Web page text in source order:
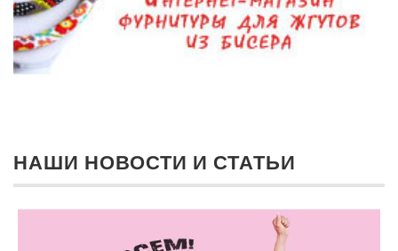
НАШИ НОВОСТИ И СТАТЬИ